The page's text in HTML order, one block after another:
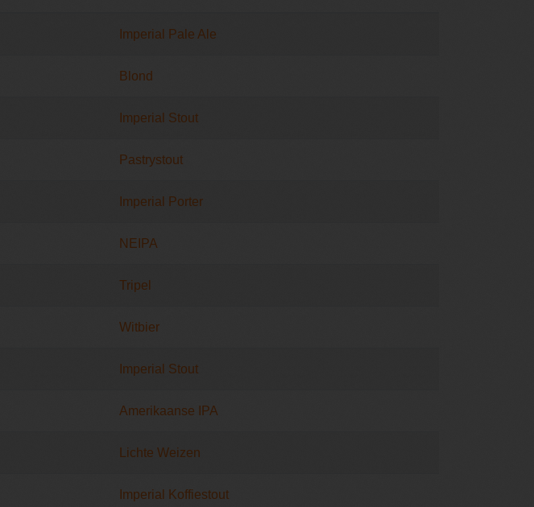
Imperial Pale Ale
Blond
Imperial Stout
Pastrystout
Imperial Porter
NEIPA
Tripel
Witbier
Imperial Stout
Amerikaanse IPA
Lichte Weizen
Imperial Koffiestout